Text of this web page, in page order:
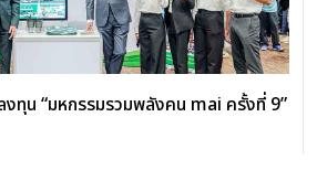
ทุน “มหกรรมรวมพลังคน mai ครั้งที่ 9”